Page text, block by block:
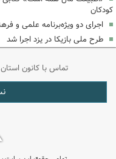
کودکان
اجرای دو ویژه‌برنامه علمی و
طرح ملی بازیکا در یزد اجرا شد
تماس با کانون